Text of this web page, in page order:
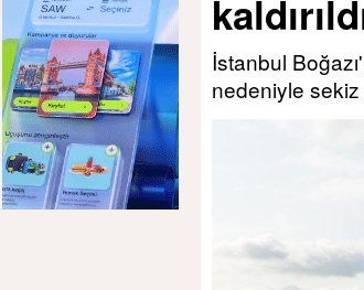
İstanbul
nedeniyle sekiz